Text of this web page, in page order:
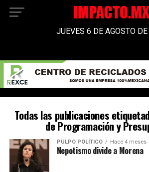
JUEVES 6 DE AGOSTO
Todas las publicaciones
de Programación y
PULPO POLÍTICO Hace 4 meses
Nepotismo divide a Morena